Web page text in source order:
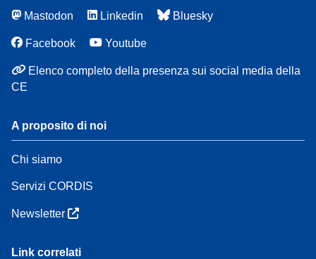
Mastodon Linkedin Bluesky
Facebook Youtube
Elenco completo della presenza sui social media della
CE
A proposito di noi
Chi siamo
Servizi CORDIS
Newsletter
Link correlati